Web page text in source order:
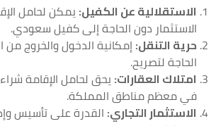
الاستقلالية عن الكفيل:يمكن لحامل
الاستثمار دون الحاجة إلى كفيل سعودي.
حرية التنقل:إمكانية الدخول والخروج
الحاجة لتصريح.
امتلاك العقارات:يحق لحامل الإقامة
في معظم مناطق المملكة.
الاستثمار التجاري: القدرة على تأسيس